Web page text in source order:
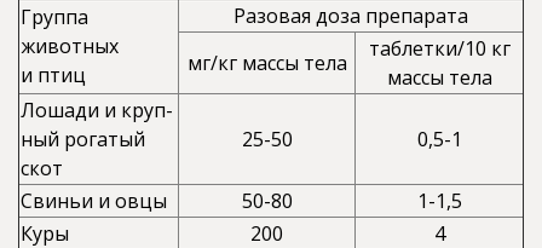
Группа
животных
и птиц
Разовая доза препарата
мг/кг массы тела
таблетки/10 кг
массы тела
Лошади и круп-
ный рогатый
скот
25-50 0,5-1
Свиньи и овцы 50-80
1-1,5
Куры
200
4